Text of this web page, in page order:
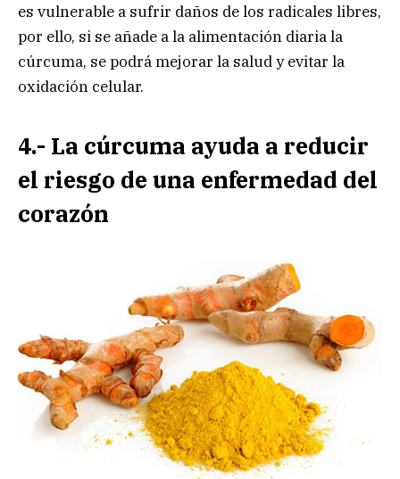
es vulnerable a sufrir daños de los radicales libres,
por ello, si se añade a la alimentación diaria la
cúrcuma, se podrá mejorar la salud y evitar la
oxidación celular.
4.- La cúrcuma ayuda a reducir
el riesgo de una enfermedad del
corazón